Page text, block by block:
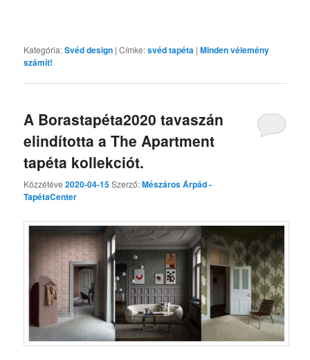
Kategória:Svéd design |Címke:svéd tapéta |Minden vélemény
számít!
A Borastapéta2020 tavaszán
elindította a The Apartment
tapéta kollekciót.
Közzétéve2020-04-15Szerző:Mészáros Árpád -
TapétaCenter